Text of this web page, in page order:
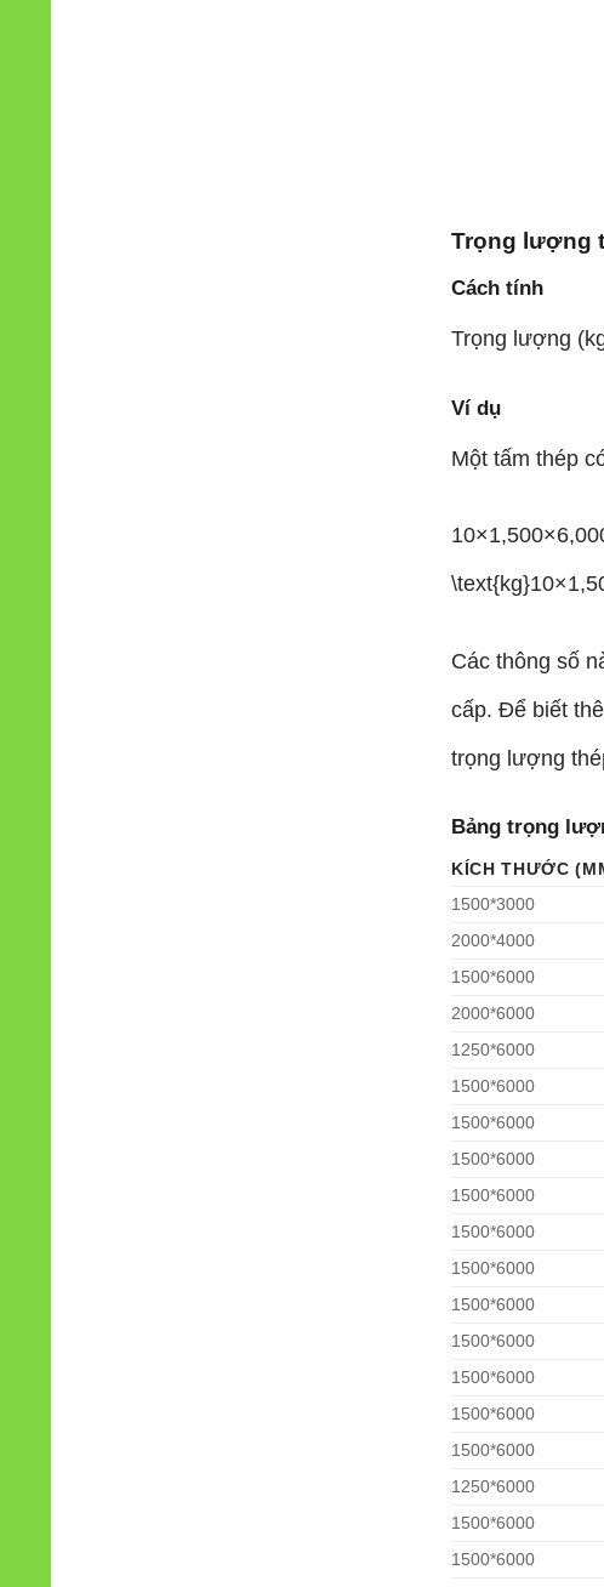
Trọng lượng
Cách tính
Trọng l ượng
Ví dụ
Một tấm thép
\text{kg}10×1,
Các thông số
cấp. Để biết
trọng lượng
Bảng trọng
KÍCH THƯỚC
1500*3000
2000*4000
1500*6000
2000*6000
1250*6000
1500*6000
1500*6000
1500*6000
1500*6000
1500*6000
1500*6000
1500*6000
1500*6000
1500*6000
1500*6000
1500*6000
1250*6000
1500*6000
1500*6000